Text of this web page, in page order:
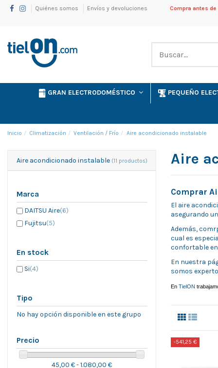
Quiénes somos Envíos y devoluciones Compra antes
GRAN ELECTRODOMÉSTICO PEQUEÑO
Inicio Climatización Ventilación / Frío Aire acondicionado instalable
Aire
Comprar
El aire
asegurando
Además,
cual es
confortable
En nuestra
somos
En TielON
-541,25 €
Aire acondicionado instalable (11 productos)
Marca
DAITSU Aire(6)
Fujitsu(5)
En stock
Si(4)
Tipo
No hay opción disponible en este grupo
Precio
45,00 € - 1.080,00 €